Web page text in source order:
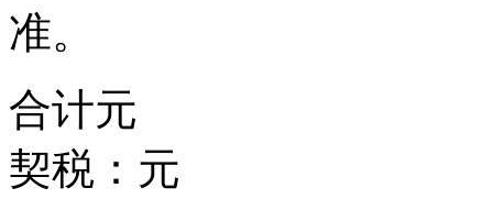
准。
合计元
契税： 元